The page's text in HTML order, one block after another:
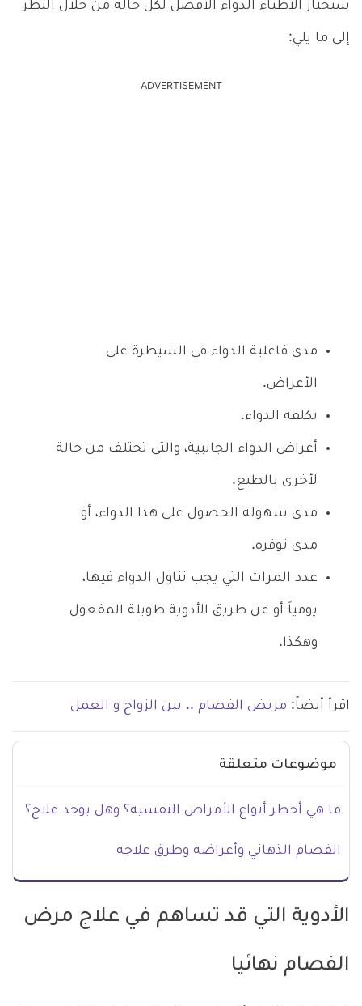
سيختار الأطباء الدواء الأفضل لكل حالة من خلال النظر
إلى ما يلي:
ADVERTISEMENT
مدى فاعلية الدواء في السيطرة على
الأعراض.
تكلفة الدواء.
أعراض الدواء الجانبية، والتي تختلف من حالة
لأخرى بالطبع.
مدى سهولة الحصول على هذا الدواء، أو
مدى توفره.
عدد المرات التي يجب تناول الدواء فيها،
يومياً أو عن طريق الأدوية طويلة المفعول
وهكذا.
اقرأ أيضاً: مريض الفصام .. بين الزواج و العمل
موضوعات متعلقة
ما هي أخطر أنواع الأمراض النفسية؟ وهل يوجد علاج؟
الفصام الذهاني وأعراضه وطرق علاجه
الأدوية التي قد تساهم في علاج مرض
الفصام نهائيا